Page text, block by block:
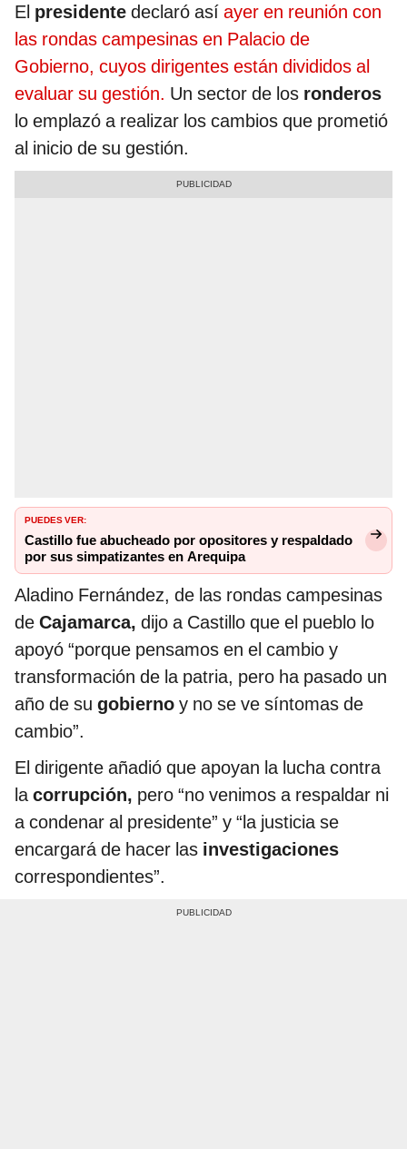
El presidente declaró así ayer en reunión con
las rondas campesinas en Palacio de
Gobierno, cuyos dirigentes están divididos al
evaluar su gestión. Un sector de los ronderos
lo emplazó a realizar los cambios que prometió
al inicio de su gestión.
PUEDES VER:
Castillo fue abucheado por opositores y respaldado
por sus simpatizantes en Arequipa
Aladino Fernández, de las rondas campesinas
de Cajamarca, dijo a Castillo que el pueblo lo
apoyó “porque pensamos en el cambio y
transformación de la patria, pero ha pasado un
año de su gobierno y no se ve síntomas de
cambio”.
El dirigente añadió que apoyan la lucha contra
lacorrupción, pero “no venimos a respaldar ni
a condenar al presidente” y “la justicia se
encargará de hacer las investigaciones
correspondientes”.